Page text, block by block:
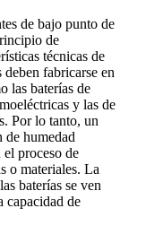
de bajo punto de
de
técnicas de
deben fabricarse en
las baterías de
y las de
Por lo tanto, un
de humedad
el proceso de
o materiales. La
baterías se ven
capacidad de